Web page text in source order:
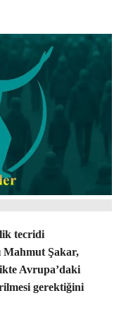
tecridi
Mahmut Şakar,
Avrupa’daki
gerektiğini